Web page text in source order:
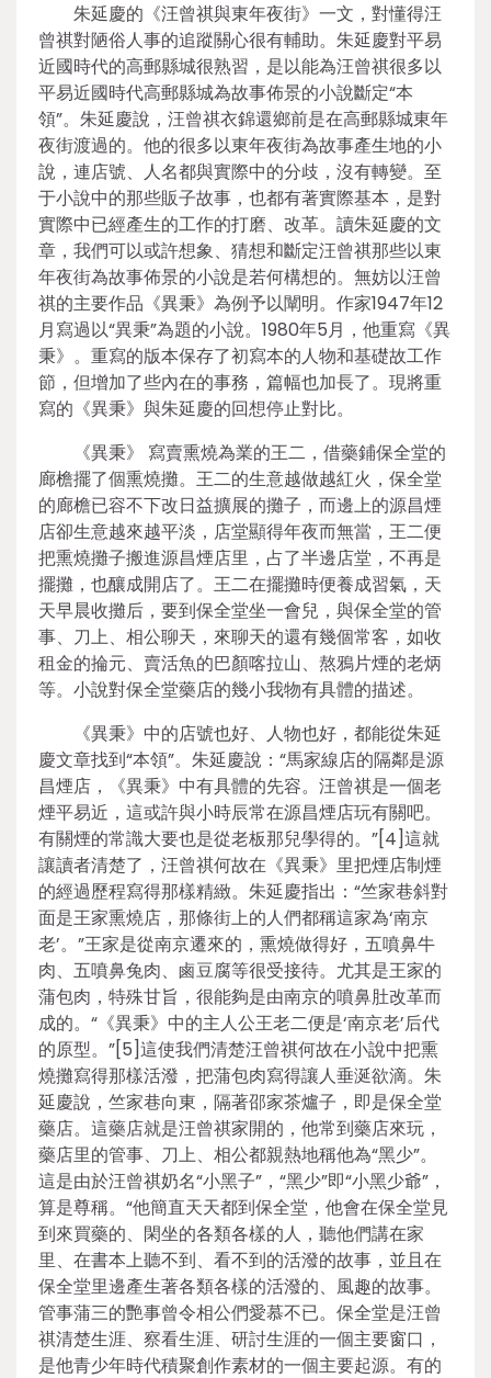
朱延慶的《汪曾祺與東年夜街》一文，對懂得汪
曾祺對陋俗人事的追蹤關心很有輔助。朱延慶對平易
近國時代的高郵縣城很熟習，是以能為汪曾祺很多以
平易近國時代高郵縣城為故事佈景的小說斷定“本
領”。朱延慶說，汪曾祺衣錦還鄉前是在高郵縣城東年
夜街渡過的。他的很多以東年夜街為故事產生地的小
說，連店號、人名都與實際中的分歧，沒有轉變。至
于小說中的那些販子故事，也都有著實際基本，是對
實際中已經產生的工作的打磨、改革。讀朱延慶的文
章，我們可以或許想象、猜想和斷定汪曾祺那些以東
年夜街為故事佈景的小說是若何構想的。無妨以汪曾
祺的主要作品《異秉》為例予以闡明。作家1947年12
月寫過以“異秉”為題的小說。1980年5月，他重寫《異
秉》。重寫的版本保存了初寫本的人物和基礎故工作
節，但增加了些內在的事務，篇幅也加長了。現將重
寫的《異秉》與朱延慶的回想停止對比。
《異秉》 寫賣熏燒為業的王二，借藥鋪保全堂的
廊檐擺了個熏燒攤。王二的生意越做越紅火，保全堂
的廊檐已容不下改日益擴展的攤子，而邊上的源昌煙
店卻生意越來越平淡，店堂顯得年夜而無當，王二便
把熏燒攤子搬進源昌煙店里，占了半邊店堂，不再是
擺攤，也釀成開店了。王二在擺攤時便養成習氣，天
天早晨收攤后，要到保全堂坐一會兒，與保全堂的管
事、刀上、相公聊天，來聊天的還有幾個常客，如收
租金的掄元、賣活魚的巴顏喀拉山、熬鴉片煙的老炳
等。小說對保全堂藥店的幾小我物有具體的描述。
《異秉》中的店號也好、人物也好，都能從朱延
慶文章找到“本領”。朱延慶說：“馬家線店的隔鄰是源
昌煙店，《異秉》中有具體的先容。汪曾祺是一個老
煙平易近，這或許與小時辰常在源昌煙店玩有關吧。
有關煙的常識大要也是從老板那兒學得的。”[4]這就
讓讀者清楚了，汪曾祺何故在《異秉》里把煙店制煙
的經過歷程寫得那樣精緻。朱延慶指出：“竺家巷斜對
面是王家熏燒店，那條街上的人們都稱這家為‘南京
老’。”王家是從南京遷來的，熏燒做得好，五噴鼻牛
肉、五噴鼻兔肉、鹵豆腐等很受接待。尤其是王家的
蒲包肉，特殊甘旨，很能夠是由南京的噴鼻肚改革而
成的。“《異秉》中的主人公王老二便是‘南京老’后代
的原型。”[5]這使我們清楚汪曾祺何故在小說中把熏
燒攤寫得那樣活潑，把蒲包肉寫得讓人垂涎欲滴。朱
延慶說，竺家巷向東，隔著邵家茶爐子，即是保全堂
藥店。這藥店就是汪曾祺家開的，他常到藥店來玩，
藥店里的管事、刀上、相公都親熱地稱他為“黑少”。
這是由於汪曾祺奶名“小黑子”，“黑少”即“小黑少爺”，
算是尊稱。“他簡直天天都到保全堂，他會在保全堂見
到來買藥的、閑坐的各類各樣的人，聽他們講在家
里、在書本上聽不到、看不到的活潑的故事，並且在
保全堂里邊產生著各類各樣的活潑的、風趣的故事。
管事蒲三的艷事曾令相公們愛慕不已。保全堂是汪曾
祺清楚生涯、察看生涯、研討生涯的一個主要窗口，
是他青少年時代積聚創作素材的一個主要起源。有的